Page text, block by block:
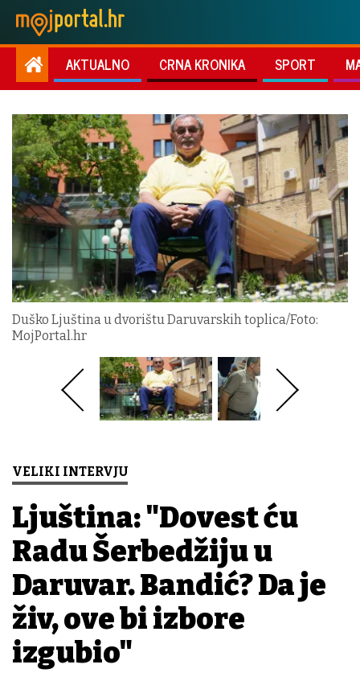
AKTUALNO CRNA KRONIKA SPORT
Duško Ljuština u dvorištu Daruvarskih toplica/Foto:
MojPortal.hr
VELIKI INTERVJU
Ljuština: "Dovest ću
Radu Šerbedžiju u
Daruvar. Bandić? Da je
živ, ove bi izbore
izgubio"